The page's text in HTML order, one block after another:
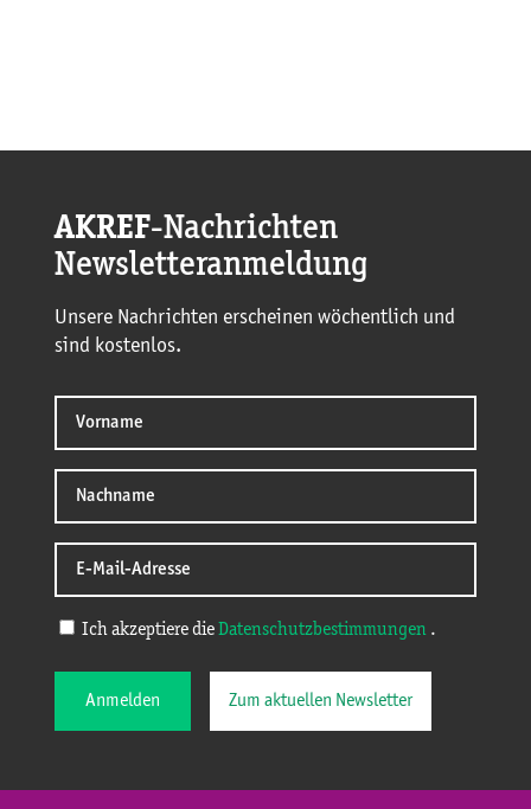
AKREF-Nachrichten
Newsletteranmeldung
Unsere Nachrichten erscheinen wöchentlich und
sind kostenlos.
Ich akzeptiere die Datenschutzbestimmungen .
Anmelden Zum aktuellen Newsletter